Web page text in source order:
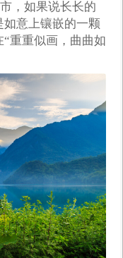
，如果说长长的
意上镶嵌的一颗
重重似画，曲曲如